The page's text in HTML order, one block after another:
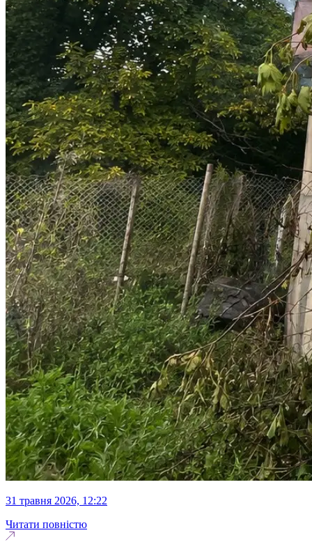
31 травня 2026, 12:22
Читати повністю